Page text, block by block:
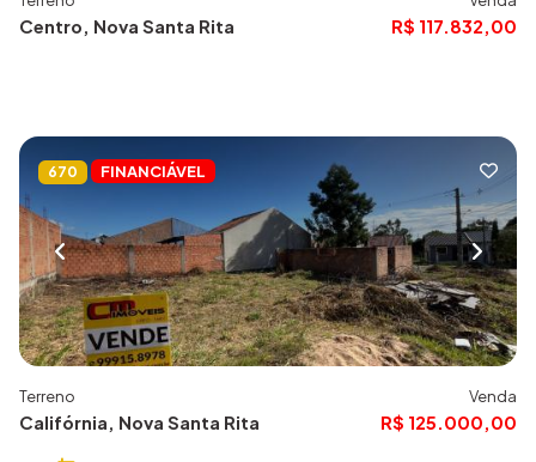
Centro, Nova Santa Rita R$ 117.832,00
670 FINANCIÁVEL
Terreno
Califórnia, Nova Santa Rita
Venda
R$ 125.000,00